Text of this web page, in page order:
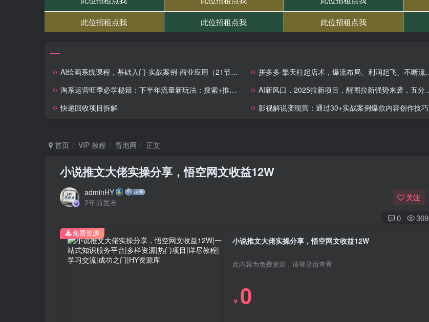
AI绘画系统课程，基础入门-实战案例-商业应用（21节课） 拼多多·擎天柱起店术，爆流布局、利润起飞、不断流，快速打造盈利店铺，日销破千单（更新）
淘系运营旺季必学秘籍：下半年流量新玩法：搜索+推荐全域收割（无水印）
AI新风口，2025拉新项目，醒图拉新强势来袭，五分钟一条作品，单号日入四位数
快递回收项目拆解
影视解说变现营：通过30+实战案例爆款内容创作技巧，掌握影视解说盈利密码
首页 VIP 教程 冒泡网 正文
小说推文大佬实操分享，悟空网文收益12W
adminHY
2年前发布
关注
0 369
小说推文大佬实操分享，悟空网文收益12W
此内容为免费资源，请登录后查看
￥ 0
免费资源